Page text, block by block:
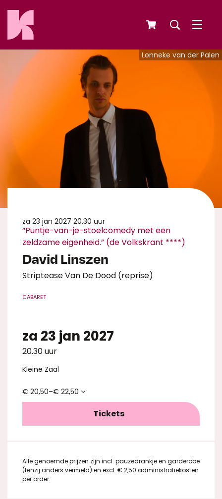
Menu
Lonneke van der Palen
David Linszen
Striptease Van De Dood (reprise)
“Puntje-van-je-stoelcomedy met een
zeldzame eigenheid.” (de Volkskrant ****)
za 23 jan 2027 20.30 uur
CABARET
za 23 jan 2027
20.30 uur
Kleine Zaal
€ 20,50–€ 22,50
Tickets
Alle genoemde prijzen zijn incl. pauzedrankje en garderobe
(tenzij anders vermeld) en excl. € 2,50 administratiekosten
per order.